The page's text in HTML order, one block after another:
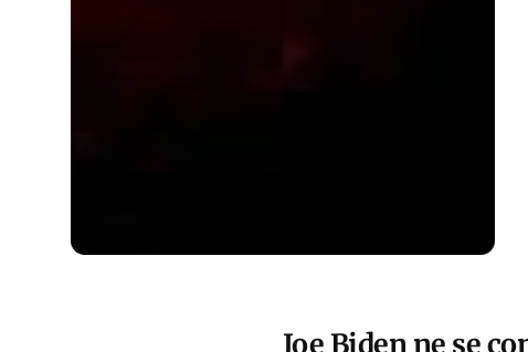
Joe Biden ne se